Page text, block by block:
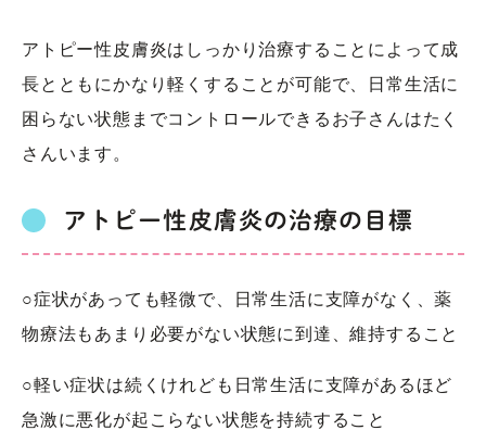
アトピー性皮膚炎はしっかり治療することによって成
長とともにかなり軽くすることが可能で、日常生活に
困らない状態までコントロールできるお子さんはたく
さんいます。
アトピー性皮膚炎の治療の目標
○症状があっても軽微で、日常生活に支障がなく、薬
物療法もあまり必要がない状態に到 達、維持すること
○軽い症状は続くけれども日常生活に支障があるほど
急激に悪化が起こらない状態を持続すること